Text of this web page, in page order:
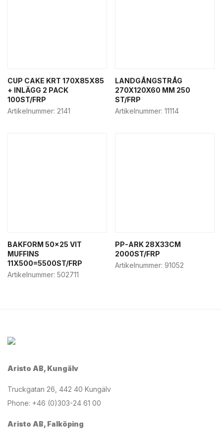
CUP CAKE KRT 170X85X85
+ INLÄGG 2 PACK
100ST/FRP
Artikelnummer: 2141
LANDGÅNGSTRÅG
270X120X60 MM 250
ST/FRP
Artikelnummer: 11114
BAKFORM 50×25 VIT
MUFFINS
11X500=5500ST/FRP
Artikelnummer: 502711
PP-ARK 28X33CM
2000ST/FRP
Artikelnummer: 91052
Aristo AB, Kungälv
Truckgatan 26, 442 40 Kungälv
Phone: +46 (0)303-24 61 00
Aristo AB, Falköping